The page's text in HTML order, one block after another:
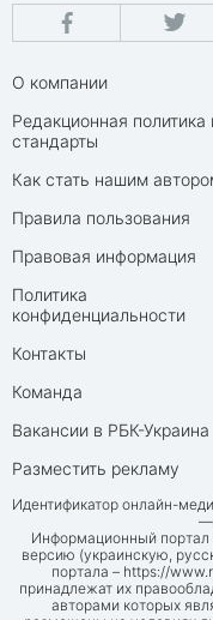
О компании
Редакционная политика
стандарты
Как стать нашим
Правила пользования
Правовая информация
Политика
конфиденциальности
Контакты
Команда
Вакансии в РБК-Украина
Разместить рекламу
Идентификатор онлайн-
—
Информационный портал
версию (украинскую,
портала – https://
принадлежат их
авторами которых